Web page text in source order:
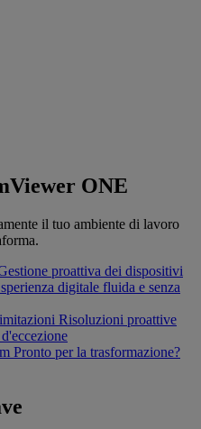
ONE
il tuo ambiente di lavoro
proattiva dei dispositivi
digitale fluida e senza
Risoluzioni proattive
Pronto per la trasformazione?